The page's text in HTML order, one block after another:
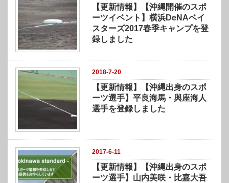
【更新情報】【沖縄開催のスポ
ーツイベント】横浜DeNAベイ
スターズ2017春季キャンプを登
録しました
2018-7-20
【更新情報】【沖縄出身のスポ
ーツ選手】平良海馬・與座海人
選手を登録しました
2017-6-11
【更新情報】【沖縄出身のスポ
ーツ選手】山内美咲・比嘉大吾